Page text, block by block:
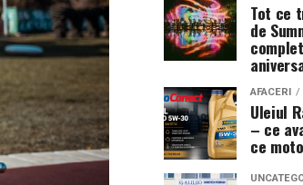
Tot ce
de
AFACERI
Uleiul
– ce
ce